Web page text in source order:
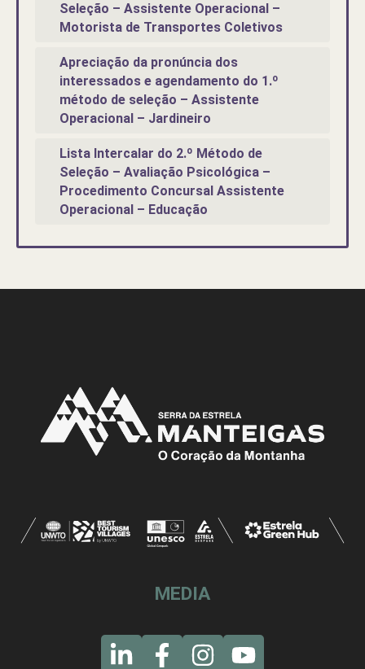
Seleção – Assistente Operacional –
Motorista de Transportes Coletivos
Apreciação da pronúncia dos
interessados e agendamento do 1.º
método de seleção – Assistente
Operacional – Jardineiro
Lista Intercalar do 2.º Método de
Seleção – Avaliação Psicológica –
Procedimento Concursal Assistente
Operacional – Educação
MEDIA